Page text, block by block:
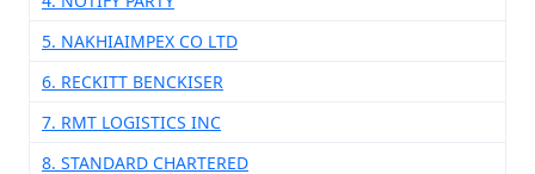
5. NAKHIAIMPEX CO LTD
6. RECKITT BENCKISER
7. RMT LOGISTICS INC
8. STANDARD CHARTERED